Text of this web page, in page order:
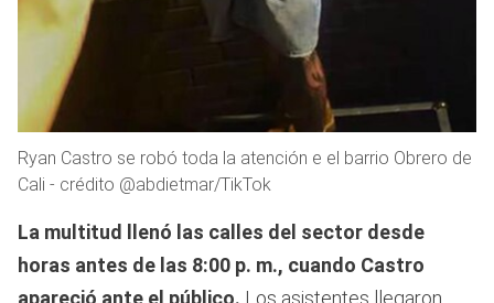
Ryan Castro se robó toda la atención e el barrio Obrero de
Cali - crédito @abdietmar/TikTok
La multitud llenó las calles del sector desde
horas antes de las 8:00 p. m., cuando Castro
apareció ante el público. Los asistentes llegaron